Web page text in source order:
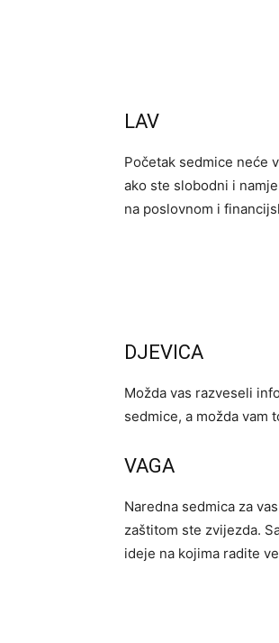
LAV
Početak sedmice neće
ako ste slobodni i
na poslovnom i
DJEVICA
Možda vas razveseli
sedmice, a možda vam
VAGA
Naredna sedmica za
zaštitom ste zvijezda.
ideje na kojima radite